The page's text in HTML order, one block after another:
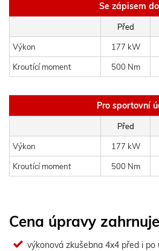
Se zápisem
Před
Výkon 177 kW
Kroutící moment 500 Nm
Pro sportovní
Před
Výkon 177 kW
Kroutící moment 500 Nm
Cena úpravy zahrnuje
výkonová zkušebna 4x4 před i po